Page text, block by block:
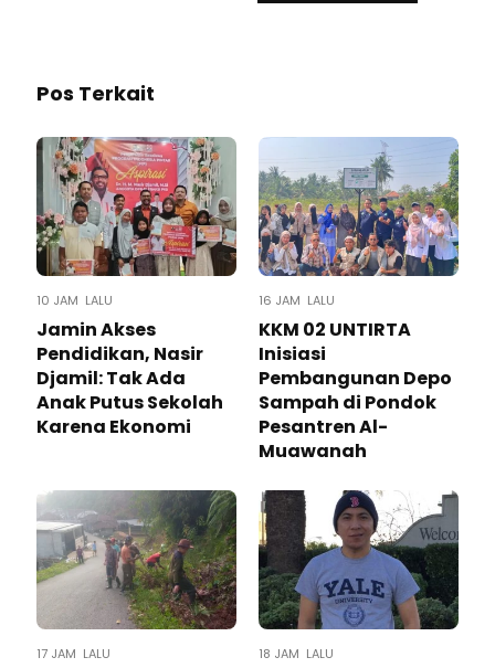
Pos Terkait
10 JAM LALU
Jamin Akses
Pendidikan, Nasir
Djamil: Tak Ada
Anak Putus Sekolah
Karena Ekonomi
16 JAM LALU
KKM 02 UNTIRTA
Inisiasi
Pembangunan Depo
Sampah di Pondok
Pesantren Al-
Muawanah
17 JAM LALU 18 JAM LALU